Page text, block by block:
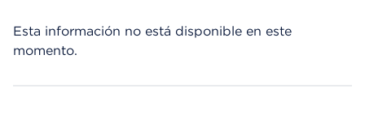
Esta información no está disponible en este
momento.